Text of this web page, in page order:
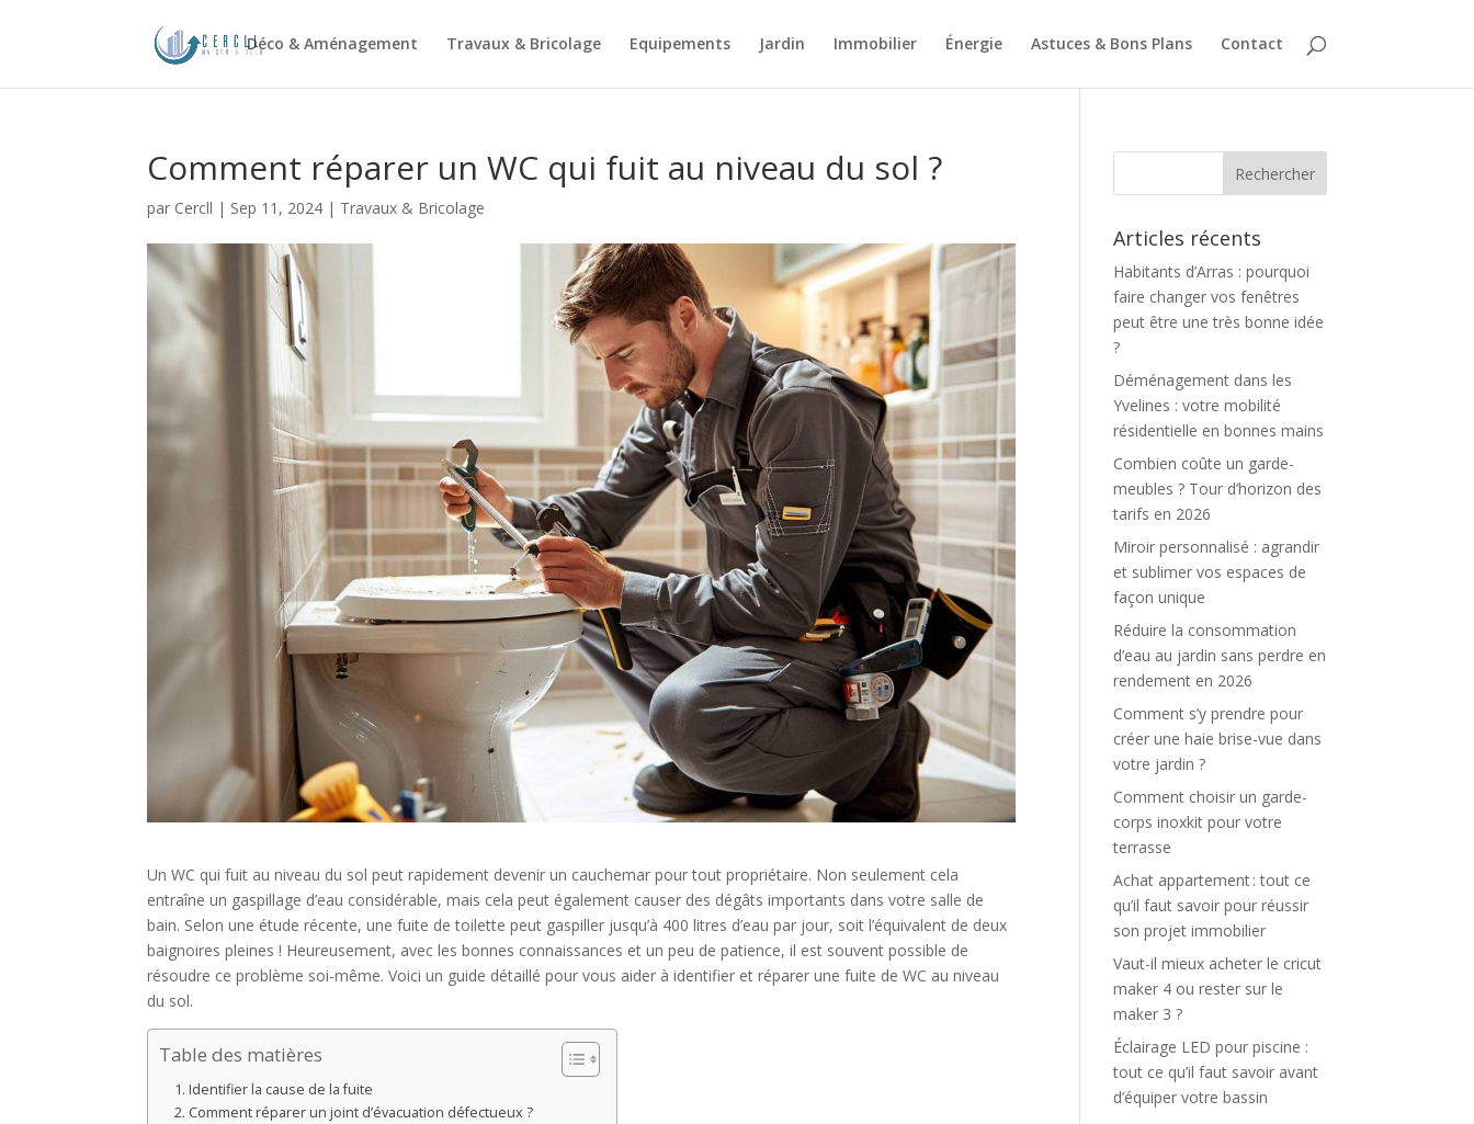
Déco & Aménagement Travaux & Bricolage Equipements Jardin Immobilier Énergie Astuces & Bons Plans Contact
Comment réparer un WC qui fuit au niveau du sol ?
par Cercll | Sep 11, 2024 | Travaux & Bricolage
Un WC qui fuit au niveau du sol peut rapidement devenir un cauchemar pour tout propriétaire. Non seulement cela
entraîne un gaspillage d’eau considérable, mais cela peut également causer des dégâts importants dans votre salle de
bain. Selon une étude récente, une fuite de toilette peut gaspiller jusqu’à 400 litres d’eau par jour, soit l’équivalent de deux
baignoires pleines ! Heureusement, avec les bonnes connaissances et un peu de patience, il est souvent possible de
résoudre ce problème soi-même. Voici un guide détaillé pour vous aider à identifier et réparer une fuite de WC au niveau
du sol.
Table des matières
Identifier la cause de la fuite
Comment réparer un joint d’évacuation défectueux ?
Articles récents
Habitants d’Arras : pourquoi
faire changer vos fenêtres
peut être une très bonne idée
?
Déménagement dans les
Yvelines : votre mobilité
résidentielle en bonnes mains
Combien coûte un garde-
meubles ? Tour d’horizon des
tarifs en 2026
Miroir personnalisé : agrandir
et sublimer vos espaces de
façon unique
Réduire la consommation
d’eau au jardin sans perdre en
rendement en 2026
Comment s’y prendre pour
créer une haie brise-vue dans
votre jardin ?
Comment choisir un garde-
corps inoxkit pour votre
terrasse
Achat appartement : tout ce
qu’il faut savoir pour réussir
son projet immobilier
Vaut-il mieux acheter le cricut
maker 4 ou rester sur le
maker 3 ?
Éclairage LED pour piscine :
tout ce qu’il faut savoir avant
d’équiper votre bassin